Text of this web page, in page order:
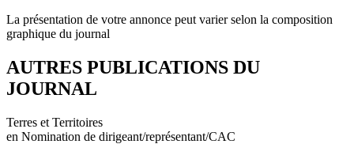
La présentation de votre annonce peut varier selon la composition
graphique du journal
AUTRES PUBLICATIONS DU
JOURNAL
Terres et Territoires
en Nomination de dirigeant/représentant/CAC